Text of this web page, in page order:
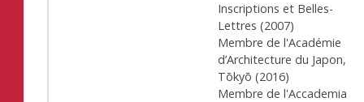
Inscriptions et Belles-
Lettres (2007)
Membre de l'Académie
d’Architecture du Japon,
Tōkyō (2016)
Membre de l'Accademia